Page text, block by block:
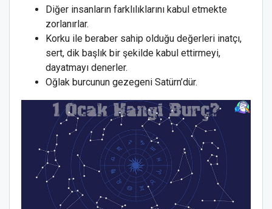
Diğer insanların farklılıklarını kabul etmekte
zorlanırlar.
Korku ile beraber sahip olduğu değerleri inatçı,
sert, dik başlık bir şekilde kabul ettirmeyi,
dayatmayı denerler.
Oğlak burcunun gezegeni Satürn’dür.